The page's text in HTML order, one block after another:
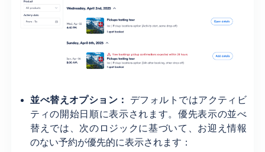
並べ替えオプション：
デフォルトではアクティビ
ティの開始日順に表示されます。優先表示の並べ
替えでは、次のロジックに基づいて、お迎え情報
のない予約が優先的に表示されます：